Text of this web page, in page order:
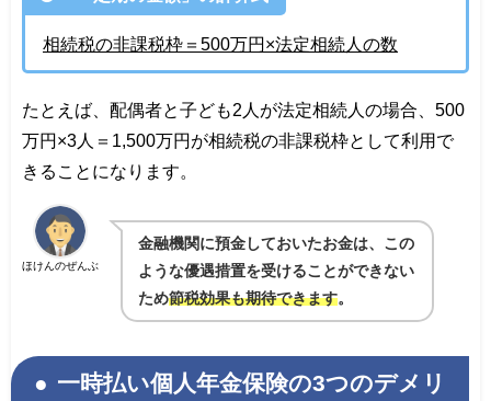
相続税の非課税枠＝500万円×法定相続人の数
たとえば、配偶者と子ども2人が法定相続人の場合、500
万円×3人＝1,500万円が相続税の非課税枠として利用で
きることになります。
ほけんのぜんぶ
金融機関に預金しておいたお金は、この
ような優遇措置を受けることができない
ため節税効果も期待できます。
一時払い個人年金保険の3つのデメリ